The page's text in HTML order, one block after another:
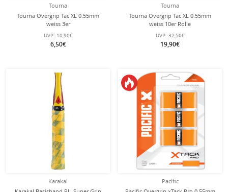
Tourna
Tourna Overgrip Tac XL 0.55mm
weiss 3er
UVP: 10,90€
6,50€
Tourna
Tourna Overgrip Tac XL 0.55mm
weiss 10er Rolle
UVP: 32,50€
19,90€
Karakal
Pacific